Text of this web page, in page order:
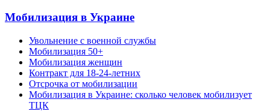
Мобилизация в Украине
Увольнение с военной службы
Мобилизация 50+
Мобилизация женщин
Контракт для 18-24-летних
Отсрочка от мобилизации
Мобилизация в Украине: сколько человек мобилизует
ТЦК